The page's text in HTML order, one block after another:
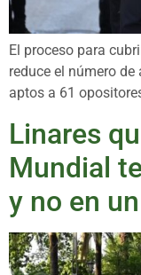
El proceso para
reduce el número
aptos a 61
Linares
Mundial
y no en